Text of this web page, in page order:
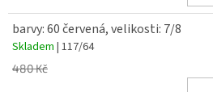
barvy: 60 červená, velikosti: 7/8
Skladem | 117/64
480 Kč